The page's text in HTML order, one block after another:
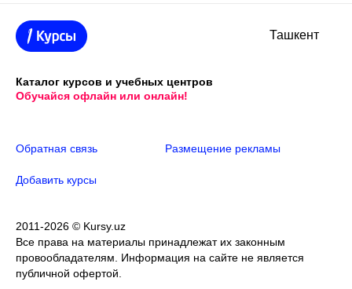
Ташкент
Каталог курсов и учебных центров
Обучайся офлайн или онлайн!
Обратная связь Размещение рекламы
Добавить курсы
2011-2026 © Kursy.uz
Все права на материалы принадлежат их законным
провообладателям. Информация на сайте не является
публичной офертой.